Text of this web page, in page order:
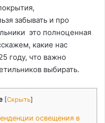
забывать и про
это полноценная
какие нас
году, что важно
выбирать.
[Скрыть]
освещения в